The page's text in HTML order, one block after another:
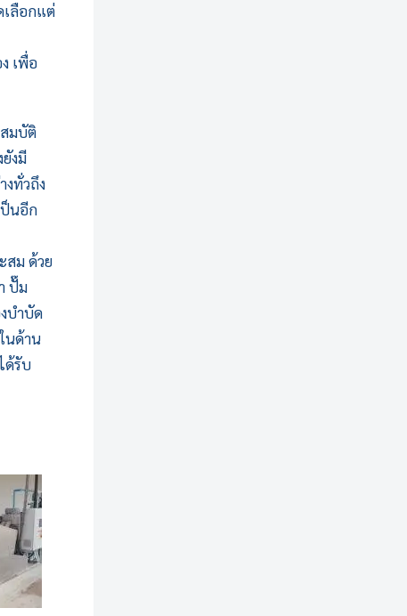
เลือกแต่
เพื่อ
มบัติ
งมี
งทั่วถึง
นอีก
สม ด้วย
ปั๊ม
บำบัด
นด้าน
ด้รับ